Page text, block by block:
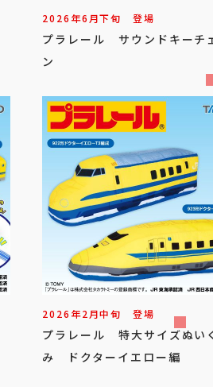
2026年6月下旬 登場
プラレール サウンドキーチ
ン
2026年2月中旬 登場
プラレール 特大サイズぬい
み ドクターイエロー編